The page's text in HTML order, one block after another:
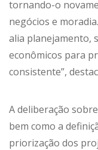
tornando-o
negócios e
alia planejamento,
econômicos para
consistente”,
A deliberação
bem como a
priorização dos